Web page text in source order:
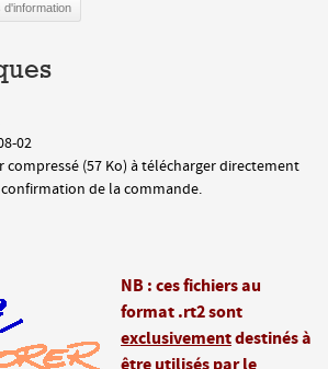
d'information
02
compressé (57 Ko) à télécharger directement
de la commande.
NB : ces fichiers au
format .rt2 sont
exclusivementdestinés à